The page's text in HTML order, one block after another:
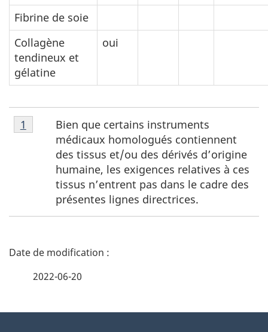
Fibrine de soie
Collagène
tendineux et
gélatine
oui
Note
de
Bien que certains instruments
médicaux homologués contiennent
des tissus et/ou des dérivés d’origine
humaine, les exigences relatives à ces
tissus n’entrent pas dans le cadre des
présentes lignes directrices.
Retour à la référence de la note de bas de page
1
D
2022-06-20